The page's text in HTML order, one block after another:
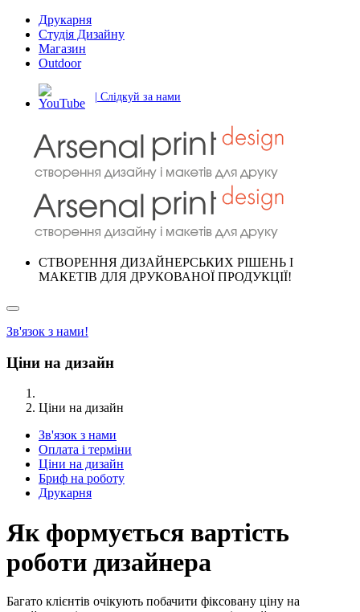
Друкарня
Студія Дизайну
Магазин
Outdoor
| Слідкуй за нами
СТВОРЕННЯ ДИЗАЙНЕРСЬКИХ РІШЕНЬ І
МАКЕТІВ ДЛЯ ДРУКОВАНОЇ ПРОДУКЦІЇ!
Зв'язок з нами!
Ціни на дизайн
Ціни на дизайн
Зв'язок з нами
Оплата і терміни
Ціни на дизайн
Бриф на роботу
Друкарня
Як формується вартість
роботи дизайнера
Багато клієнтів очікують побачити фіксовану ціну на